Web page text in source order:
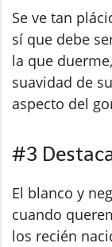
Se ve tan
sí que debe
la que
suavidad de
aspecto del
#3
El blanco y
cuando
los recién